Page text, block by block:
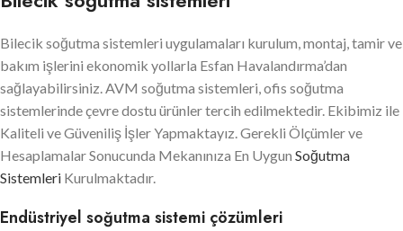
Bilecik soğutma sistemleri uygulamaları kurulum, montaj, tamir ve
bakım işlerini ekonomik yollarla Esfan Havalandırma’dan
sağlayabilirsiniz. AVM soğutma sistemleri, ofis soğutma
sistemlerinde çevre dostu ürünler tercih edilmektedir. Ekibimiz ile
Kaliteli ve Güveniliş İşler Yapmaktayız. Gerekli Ölçümler ve
Hesaplamalar Sonucunda Mekanınıza En Uygun Soğutma
Sistemleri Kurulmaktadır.
Endüstriyel soğutma sistemi çözümleri